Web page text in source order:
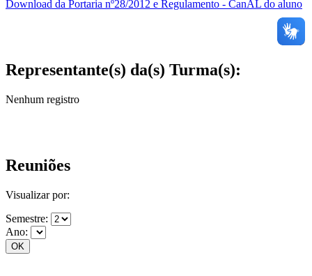
Download da Portaria nº28/2012 e Regulamento - CanAL do aluno
Representante(s) da(s) Turma(s):
Nenhum registro
Reuniões
Visualizar por:
Semestre:
Ano: